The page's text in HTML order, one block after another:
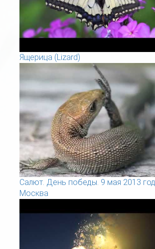
Ящерица (Lizard)
Салют. День победы. 9 мая 2013
Москва